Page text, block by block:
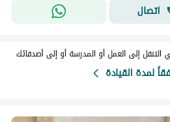
اتصال
إلى العمل أو المدرسة أو إلى أصدقائك
لمدة القيادة